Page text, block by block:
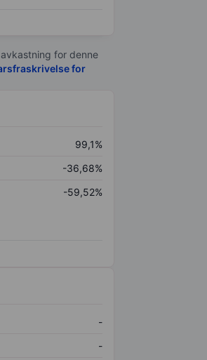
for denne
for
99,1%
-36,68%
-59,52%
-
-